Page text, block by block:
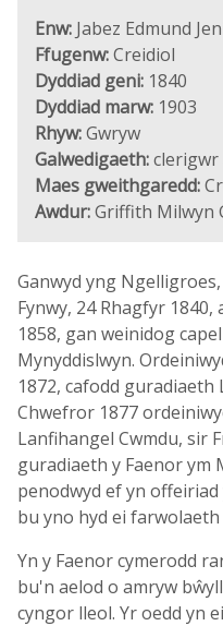
Enw: Jabez Edmund
Ffugenw:Creidiol
Dyddiad geni: 1840
Dyddiad marw: 1903
Rhyw:Gwryw
Galwedigaeth:clerigwr
Maes gweithgaredd:
Awdur:Griffith Milwyn
Ganwyd yng
Fynwy, 24 Rhagfyr
1858, gan weinidog
Mynyddislwyn.
1872, cafodd guradiaeth
Chwefror 1877
Lanfihangel Cwmdu, sir
guradiaeth y Faenor ym
penodwyd ef yn
bu yno hyd ei
Yn y Faenor cymerodd
bu'n aelod o amryw
cyngor lleol. Yr oedd yn